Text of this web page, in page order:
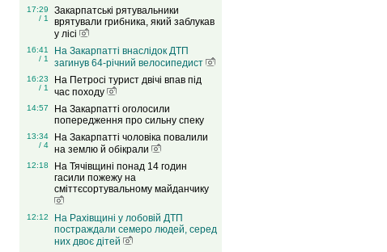
17:29
/ 1
Закарпатські рятувальники
врятували грибника, який заблукав
у лісі
16:41
/ 1
На Закарпатті внаслідок ДТП
загинув 64-річний велосипедист
16:23
/ 1
На Петросі турист двічі впав під
час походу
14:57
На Закарпатті оголосили
попередження про сильну спеку
13:34
/ 4
На Закарпатті чоловіка повалили
на землю й обікрали
12:18
На Тячівщині понад 14 годин
гасили пожежу на
сміттєсортувальному майданчику
12:12
На Рахівщині у лобовій ДТП
постраждали семеро людей, серед
них двоє дітей